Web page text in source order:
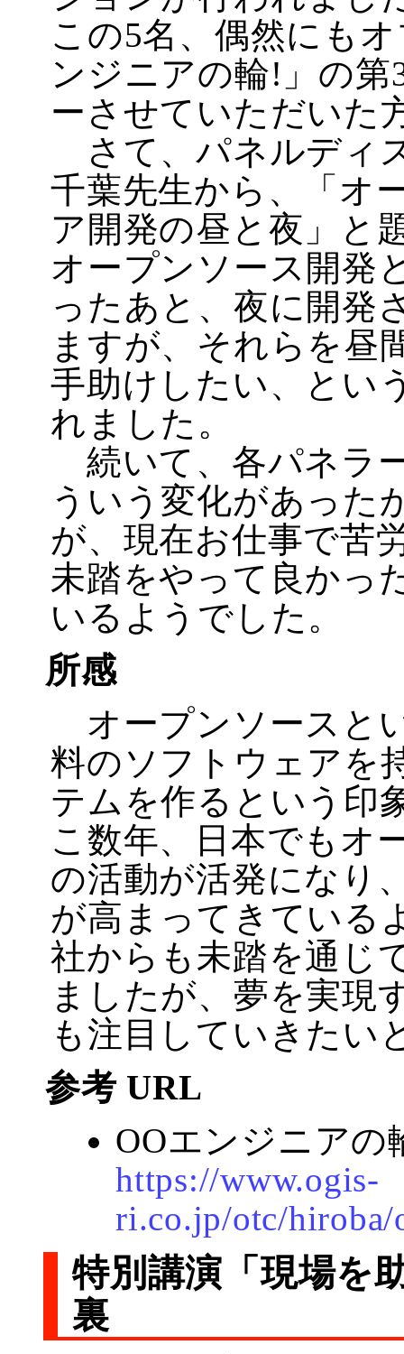
この5名、偶然にも
ンジニアの輪!」の
ーさせていただいた
さて、パネルディ
千葉先生から、「オ
ア開発の昼と夜」と
オープンソース開発
ったあと、夜に開発
ますが、それらを昼
手助けしたい、とい
れました。
続いて、各パネラ
ういう変化があった
が、現在お仕事で苦
未踏をやって良かっ
いるようでした。
所感
オープンソースと
料のソフトウェアを
テムを作るという印
こ数年、日本でもオ
の活動が活発になり
が高まってきている
社からも未踏を通じ
ましたが、夢を実現
も注目していきたい
参考 URL
OOエンジニアの
https://www.ogis-
ri.co.jp/otc/hiroba/
特別講演「現場を
裏